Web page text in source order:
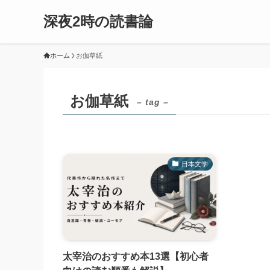
深夜2時の読書論
ホーム お伽草紙
お伽草紙 – tag –
日本文学
太宰治のおすすめ本13選【初心者